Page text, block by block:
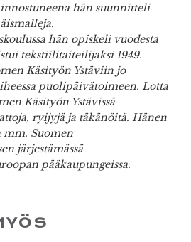
hän suunnitteli
hän opiskeli vuodesta
tekstiilitaiteilijaksi 1949.
Käsityön Ystäviin jo
puolipäivätoimeen. Lotta
Käsityön Ystävissä
ryijyjä ja täkänöitä. Hänen
Suomen
järjestämässä
pääkaupungeissa.